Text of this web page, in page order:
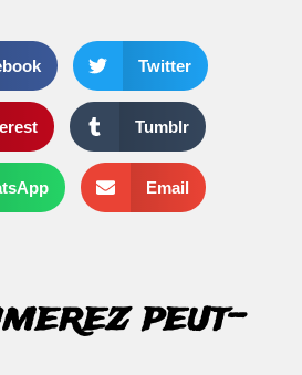
Twitter
Tumblr
Email
peut-